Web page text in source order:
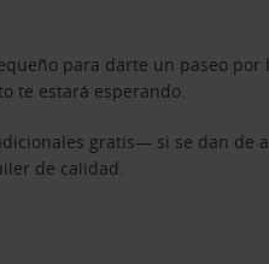
para darte un paseo
te estará esperando.
gratis— si se dan de
de calidad.